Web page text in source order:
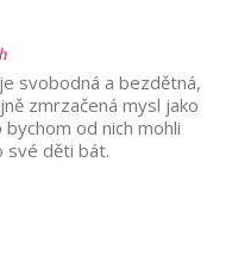
svobodná a bezdětná,
zmrzačená mysl jako
bychom od nich mohli
své děti bát.